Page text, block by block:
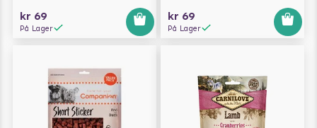
kr 69
På Lager
kr 69
På Lager